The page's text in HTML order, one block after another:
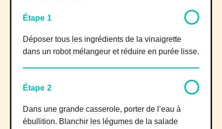
Étape 1
Déposer tous les ingrédients de la vinaigrette
dans un robot mélangeur et réduire en purée lisse.
Étape 2
Dans une grande casserole, porter de l’eau à
ébullition. Blanchir les légumes de la salade